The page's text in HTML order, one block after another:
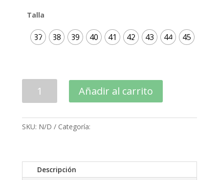
Talla
37 38 39 40 41 42 43 44 45
Freeskate
Skull
Negro
Añadir al carrito
SKU: N/D Categoría:
Descripción